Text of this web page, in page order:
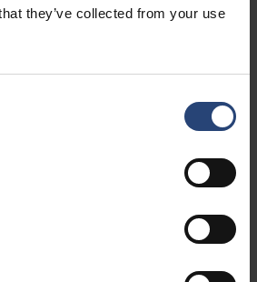
they’ve collected from your use
Wallenberg ha lavorato al servizio
in Svezia. FAM AB, una holding
di aziende come Nefab con forti